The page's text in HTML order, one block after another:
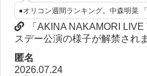
●オリコン週間ランキング。中森明菜
「AKINA NAKAMORI
スデー公演の様子が解禁され
匿名
2026.07.24